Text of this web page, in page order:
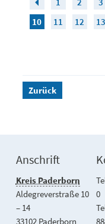
1 2 3
10
11 12 13
Zurück
Anschrift
Kreis Paderborn
Aldegreverstraße 10
– 14
33102 Paderborn
0